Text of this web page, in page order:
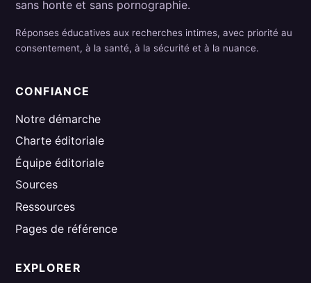
sans honte et sans pornographie.
Réponses éducatives aux recherches intimes, avec priorité au
consentement, à la santé, à la sécurité et à la nuance.
CONFIANCE
Notre démarche
Charte éditoriale
Équipe éditoriale
Sources
Ressources
Pages de référence
EXPLORER